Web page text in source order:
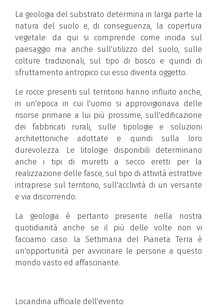
La geologia del substrato determina in larga parte la
natura del suolo e, di conseguenza, la copertura
vegetale: da qui si comprende come incida sul
paesaggio ma anche sull'utilizzo del suolo, sulle
colture tradizionali, sul tipo di bosco e quindi di
sfruttamento antropico cui esso diventa oggetto.
Le rocce presenti sul territorio hanno influito anche,
in un'epoca in cui l'uomo si approvigionava delle
risorse primarie a lui più prossime, sull'edificazione
dei fabbricati rurali, sulle tipologie e soluzioni
architettoniche adottate e quindi sulla loro
durevolezza. Le litologie disponibili determinano
anche i tipi di muretti a secco eretti per la
realizzazione delle fasce, sul tipo di attività estrattive
intraprese sul territorio, sull'acclività di un versante
e via discorrendo.
La geologia è pertanto presente nella nostra
quotidianità anche se il più delle volte non vi
facciamo caso: la Settimana del Pianeta Terra è
un'opportunità per avvicinare le persone a questo
mondo vasto ed affascinante.
Locandina ufficiale dell'evento: